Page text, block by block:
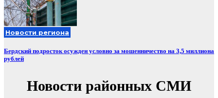
Новости региона
Бердский подросток осужден условно за мошенничество на 3,5 миллиона
рублей